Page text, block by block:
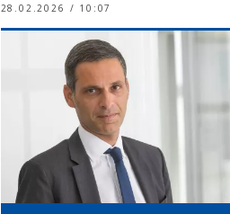
28.02.2026 / 10:07